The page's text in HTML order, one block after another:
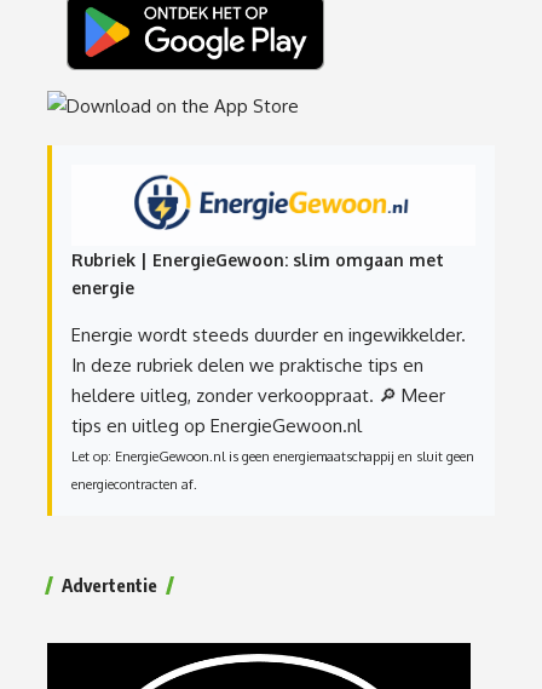
Rubriek | EnergieGewoon: slim omgaan met
energie
Energie wordt steeds duurder en ingewikkelder.
In deze rubriek delen we praktische tips en
heldere uitleg, zonder verkooppraat. 🔎 Meer
tips en uitleg op EnergieGewoon.nl
Let op: EnergieGewoon.nl is geen energiemaatschappij en sluit geen
energiecontracten af.
Advertentie